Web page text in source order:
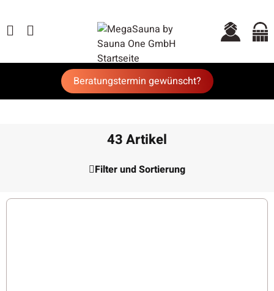
Beratungstermin gewünscht?
43 Artikel
Filter und Sortierung